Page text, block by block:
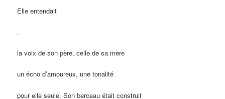
Elle entendait
.
la voix de son père, celle de sa mère
un écho d’amoureux, une tonalité
pour elle seule. Son berceau était construit